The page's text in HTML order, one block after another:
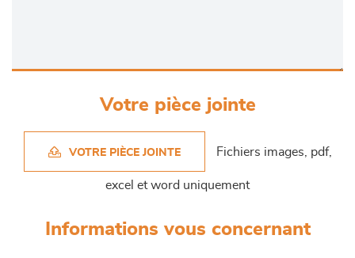
Votre pièce jointe
VOTRE PIÈCE JOINTE Fichiers images, pdf,
excel et word uniquement
Informations vous concernant